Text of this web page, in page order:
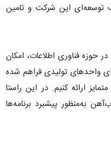
توسعه‌ای این شرکت و تامین
حوزه فناوری اطلاعات، امکان
واحدهای تولیدی فراهم شده
ارائه کنیم. در این راستا
به‌منظور پیشبرد برنامه‌ها